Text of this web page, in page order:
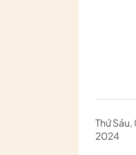
Thứ
2024